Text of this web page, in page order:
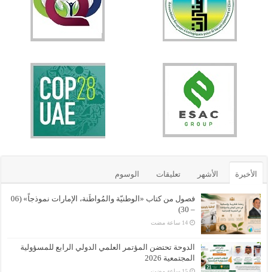
الأخيرة الأشهر تعليقات الوسوم
فصول من كتاب «الوطنيّة والمُواطَنة، الإمارات نموذجاً» (06
– 30)
الدوحة تحتضن المؤتمر العلمي الدولي الرابع للمسؤولية
المجتمعية 2026